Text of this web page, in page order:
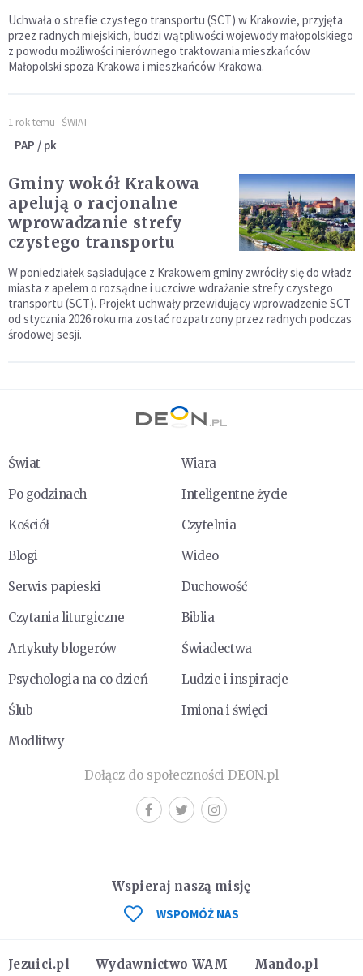
Uchwała o strefie czystego transportu (SCT) w Krakowie, przyjęta
przez radnych miejskich, budzi wątpliwości wojewody małopolskiego
z powodu możliwości nierównego traktowania mieszkańców
Małopolski spoza Krakowa i mieszkańców Krakowa.
1 rok temu ŚWIAT
PAP / pk
Gminy wokół Krakowa
apelują o racjonalne
wprowadzanie strefy
czystego transportu
W poniedziałek sąsiadujące z Krakowem gminy zwróciły się do władz
miasta z apelem o rozsądne i uczciwe wdrażanie strefy czystego
transportu (SCT). Projekt uchwały przewidujący wprowadzenie SCT
od stycznia 2026 roku ma zostać rozpatrzony przez radnych podczas
środowej sesji.
Świat
Wiara
Po godzinach
Inteligentne życie
Kościół
Czytelnia
Blogi
Wideo
Serwis papieski
Duchowość
Czytania liturgiczne
Biblia
Artykuły blogerów
Świadectwa
Psychologia na co dzień
Ludzie i inspiracje
Ślub
Imiona i święci
Modlitwy
Dołącz do społeczności DEON.pl
Jezuici.pl Wydawnictwo WAM Mando.pl
Wspieraj naszą misję
WSPOMÓŻ NAS